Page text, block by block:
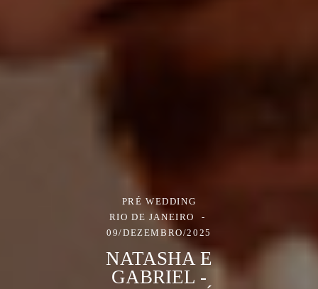
PRÉ WEDDING
RIO DE JANEIRO
09/DEZEMBRO/2025
NATASHA E
GABRIEL -